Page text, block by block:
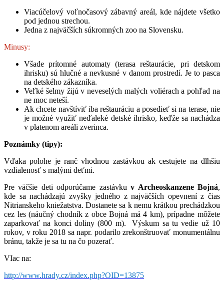
Viacúčelový voľnočasový zábavný areál, kde nájdete všetko
pod jednou strechou.
Jedna z najväčších súkromných zoo na Slovensku.
Minusy:
Všade prítomné automaty (terasa reštaurácie, pri detskom
ihrisku) sú hlučné a nevkusné v danom prostredí. Je to pasca
na detského zákazníka.
Veľké šelmy žijú v neveselých malých voliérach a pohľad na
ne moc neteší.
Ak chcete navštíviť iba reštauráciu a posedieť si na terase, nie
je možné využiť neďaleké detské ihrisko, keďže sa nachádza
v platenom areáli zverinca.
Poznámky (tipy):
Vďaka polohe je ranč vhodnou zastávkou ak cestujete na dlhšiu
vzdialenosť s malými deťmi.
Pre väčšie deti odporúčame zastávkuv Archeoskanzene Bojná,
kde sa nachádzajú zvyšky jedného z najväčších opevnení z čias
Nitrianskeho kniežatstva. Dostanete sa k nemu krátkou prechádzkou
cez les (náučný chodník z obce Bojná má 4 km), prípadne môžete
zaparkovať na konci doliny (800 m). Výskum sa tu vedie už 10
rokov, v roku 2018 sa napr. podarilo zrekonštruovať monumentálnu
bránu, takže je sa tu na čo pozerať.
VIac na:
http://www.hrady.cz/index.php?OID=13875